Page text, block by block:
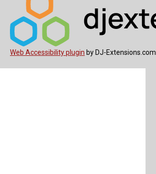
Web Accessibility plugin by DJ-Extensions.com